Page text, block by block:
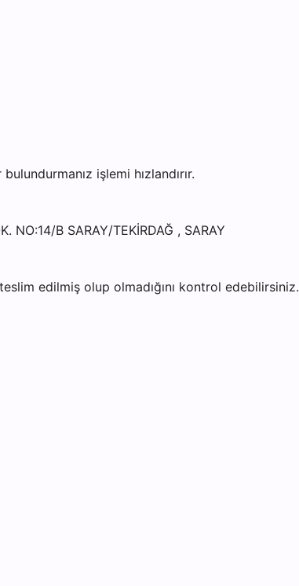
işlemi hızlandırır.
NO:14/B SARAY/TEKİRDAĞ , SARAY
edilmiş olup olmadığını kontrol edebilirsiniz.